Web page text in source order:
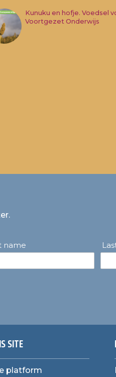
Kunuku en hofje. Voedsel
Voortgezet Onderwijs
name
SITE
platform